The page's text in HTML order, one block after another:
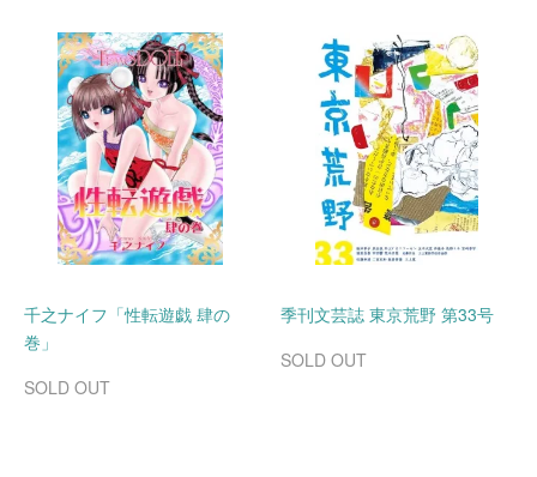
千之ナイフ「性転遊戯 肆の
巻」
SOLD OUT
季刊文芸誌 東京荒野 第33号
SOLD OUT